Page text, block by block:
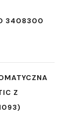
3408300
Z